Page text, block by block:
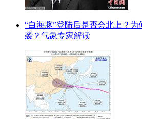
“白海豚”登陆后是否会北上？为
袭？气象专家解读